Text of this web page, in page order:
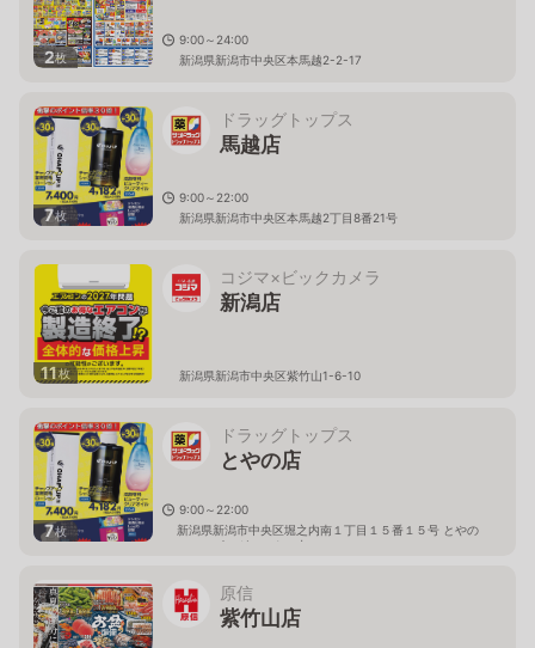
2枚
9:00～24:00
新潟県新潟市中央区本馬越2-2-17
7枚
ドラッグトップス
馬越店
9:00～22:00
新潟県新潟市中央区本馬越2丁目8番21号
11枚
コジマ×ビックカメラ
新潟店
新潟県新潟市中央区紫竹山1-6-10
7枚
ドラッグトップス
とやの店
9:00～22:00
新潟県新潟市中央区堀之内南１丁目１５番１５号 とやの
ショッピングセンター内
原信
紫竹山店